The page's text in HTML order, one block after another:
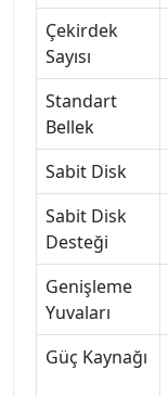
Çekirdek
Sayısı
Standart
Bellek
Sabit Disk
Sabit Disk
Desteği
Genişleme
Yuvaları
Güç Kaynağı